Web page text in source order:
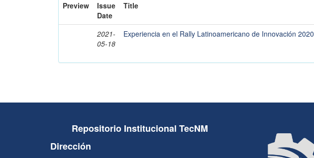
Preview
Issue
Date
Title
2021-
05-18
Experiencia en el Rally Latinoamericano de Innovación 2020
Repositorio Institucional TecNM
Dirección